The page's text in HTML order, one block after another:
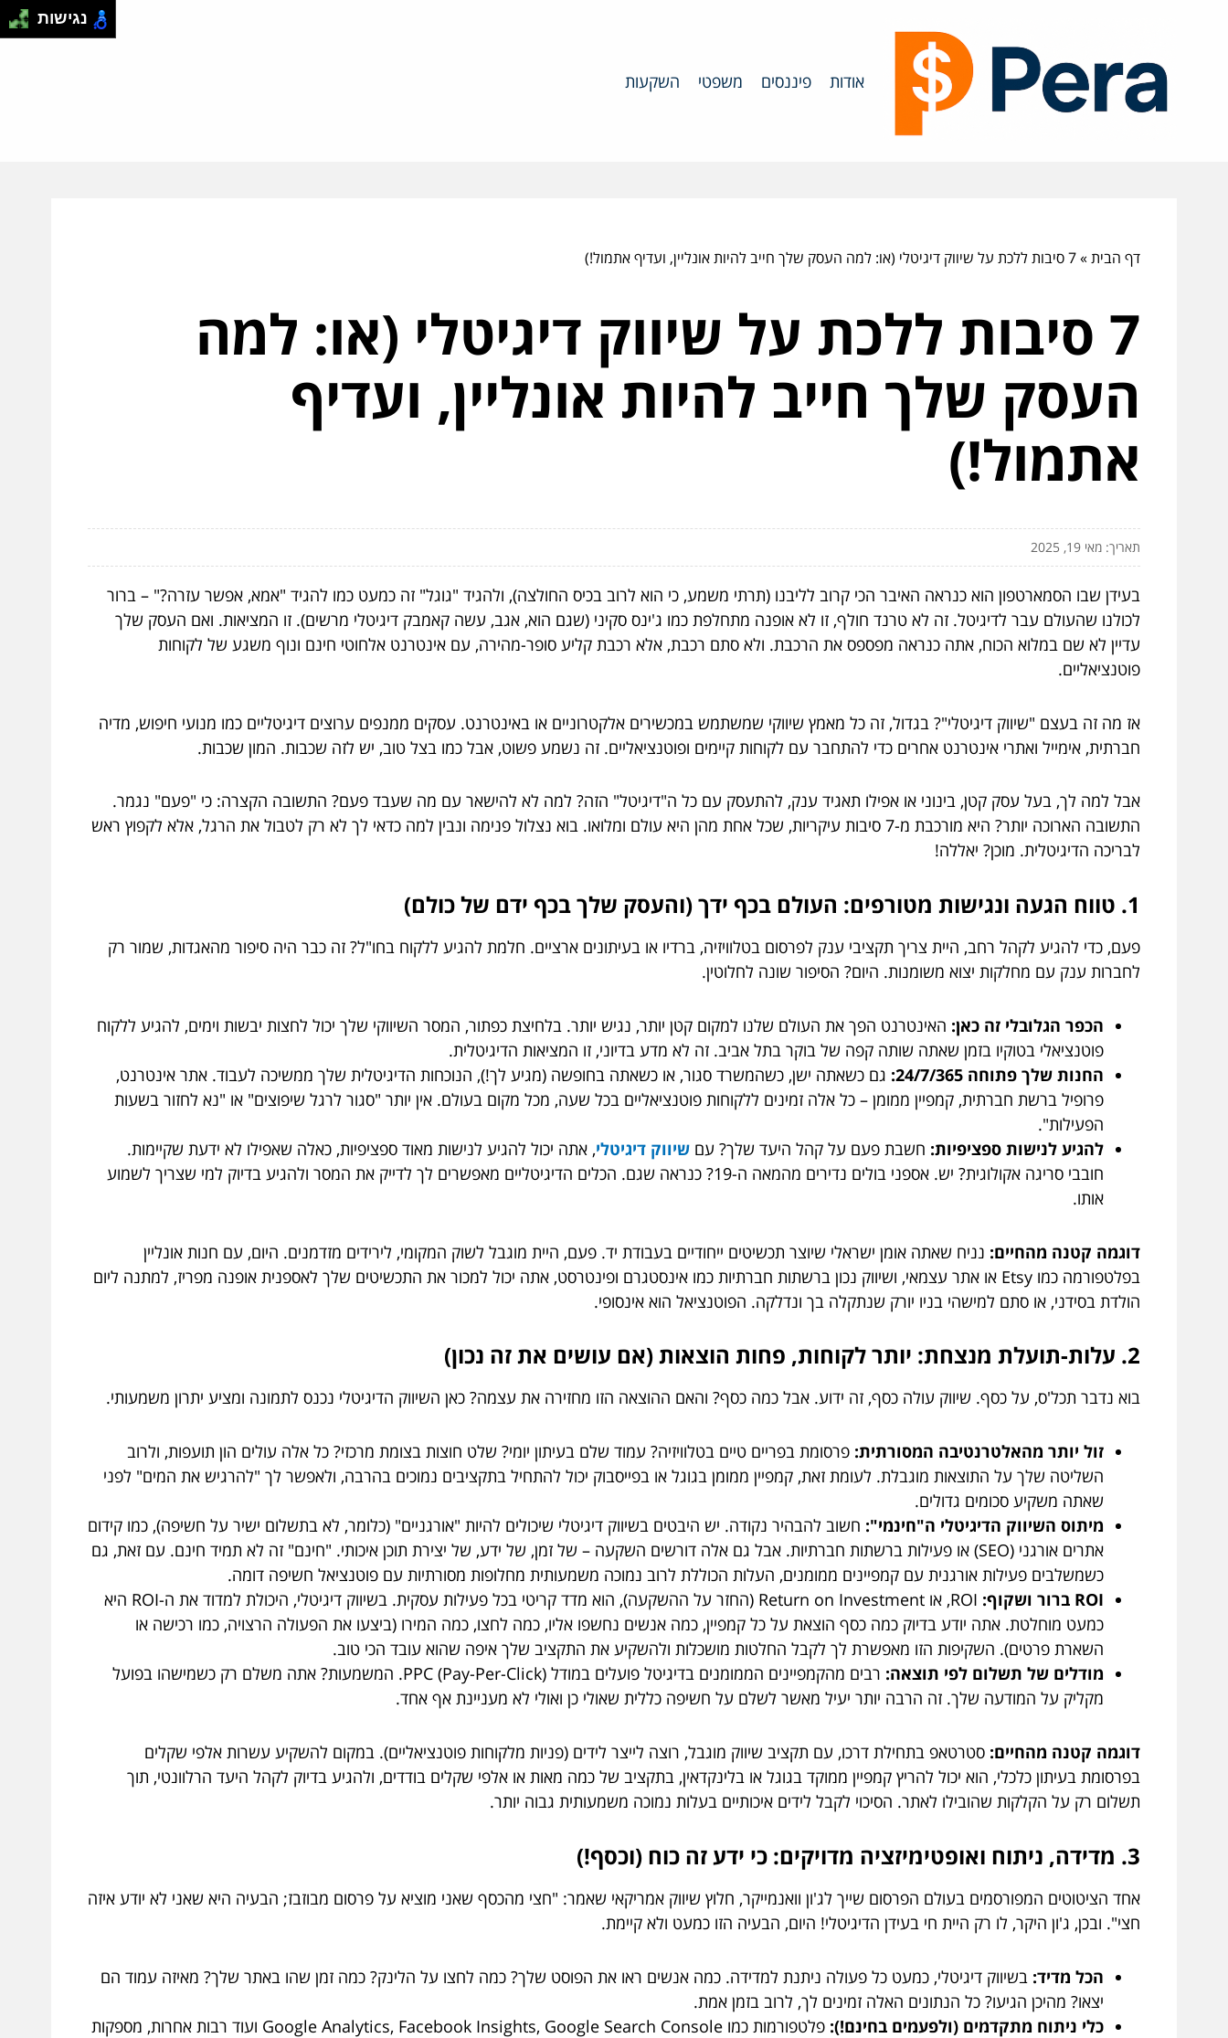
אודות פיננסים משפטי השקעות
דף הבית»7 סיבות ללכת על שיווק דיגיטלי (או: למה העסק שלך חייב להיות אונליין, ועדיף אתמול!)
7 סיבות ללכת על שיווק דיגיטלי (או: למה
העסק שלך חייב להיות אונליין, ועדיף
אתמול!)
תאריך: מאי 19, 2025
בעידן שבו הסמארטפון הוא כנראה האיבר הכי קרוב לליבנו (תרתי משמע, כי הוא לרוב בכיס החולצה), ולהגיד "גוגל" זה כמעט כמו להגיד "אמא, אפשר עזרה?" – ברור
לכולנו שהעולם עבר לדיגיטל. זה לא טרנד חולף, זו לא אופנה מתחלפת כמו ג'ינס סקיני (שגם הוא, אגב, עשה קאמבק דיגיטלי מרשים). זו המציאות. ואם העסק שלך
עדיין לא שם במלוא הכוח, אתה כנראה מפספס את הרכבת. ולא סתם רכבת, אלא רכבת קליע סופר-מהירה, עם אינטרנט אלחוטי חינם ונוף משגע של לקוחות
פוטנציאליים.
אז מה זה בעצם "שיווק דיגיטלי"? בגדול, זה כל מאמץ שיווקי שמשתמש במכשירים אלקטרוניים או באינטרנט. עסקים ממנפים ערוצים דיגיטליים כמו מנועי חיפוש, מדיה
חברתית, אימייל ואתרי אינטרנט אחרים כדי להתחבר עם לקוחות קיימים ופוטנציאליים. זה נשמע פשוט, אבל כמו בצל טוב, יש לזה שכבות. המון שכבות.
אבל למה לך, בעל עסק קטן, בינוני או אפילו תאגיד ענק, להתעסק עם כל ה"דיגיטל" הזה? למה לא להישאר עם מה שעבד פעם? התשובה הקצרה: כי "פעם" נגמר.
התשובה הארוכה יותר? היא מורכבת מ-7 סיבות עיקריות, שכל אחת מהן היא עולם ומלואו. בוא נצלול פנימה ונבין למה כדאי לך לא רק לטבול את הרגל, אלא לקפוץ ראש
לבריכה הדיגיטלית. מוכן? יאללה!
1. טווח הגעה ונגישות מטורפים: העולם בכף ידך (והעסק שלך בכף ידם של כולם)
פעם, כדי להגיע לקהל רחב, היית צריך תקציבי ענק לפרסום בטלוויזיה, ברדיו או בעיתונים ארציים. חלמת להגיע ללקוח בחו"ל? זה כבר היה סיפור מהאגדות, שמור רק
לחברות ענק עם מחלקות יצוא משומנות. היום? הסיפור שונה לחלוטין.
הכפר הגלובלי זה כאן: האינטרנט הפך את העולם שלנו למקום קטן יותר, נגיש יותר. בלחיצת כפתור, המסר השיווקי שלך יכול לחצות יבשות וימים, להגיע ללקוח
פוטנציאלי בטוקיו בזמן שאתה שותה קפה של בוקר בתל אביב. זה לא מדע בדיוני, זו המציאות הדיגיטלית.
החנות שלך פתוחה 24/7/365:
גם כשאתה ישן, כשהמשרד סגור, או כשאתה בחופשה (מגיע לך!), הנוכחות הדיגיטלית שלך ממשיכה לעבוד. אתר אינטרנט,
פרופיל ברשת חברתית, קמפיין ממומן – כל אלה זמינים ללקוחות פוטנציאליים בכל שעה, מכל מקום בעולם. אין יותר "סגור לרגל שיפוצים" או "נא לחזור בשעות
הפעילות".
להגיע לנישות ספציפיות: חשבת פעם על קהל היעד שלך? עם שיווק דיגיטלי, אתה יכול להגיע לנישות מאוד ספציפיות, כאלה שאפילו לא ידעת שקיימות.
חובבי סריגה אקולוגית? יש. אספני בולים נדירים מהמאה ה-19? כנראה שגם. הכלים הדיגיטליים מאפשרים לך לדייק את המסר ולהגיע בדיוק למי שצריך לשמוע
אותו.
דוגמה קטנה מהחיים: נניח שאתה אומן ישראלי שיוצר תכשיטים ייחודיים בעבודת יד. פעם, היית מוגבל לשוק המקומי, לירידים מזדמנים. היום, עם חנות אונליין
בפלטפורמה כמו Etsy או אתר עצמאי, ושיווק נכון ברשתות חברתיות כמו אינסטגרם ופינטרסט, אתה יכול למכור את התכשיטים שלך לאספנית אופנה מפריז, למתנה ליום
הולדת בסידני, או סתם למישהי בניו יורק שנתקלה בך ונדלקה. הפוטנציאל הוא אינסופי.
2. עלות-תועלת מנצחת: יותר לקוחות, פחות הוצאות (אם עושים את זה נכון)
בוא נדבר תכל'ס, על כסף. שיווק עולה כסף, זה ידוע. אבל כמה כסף? והאם ההוצאה הזו מחזירה את עצמה? כאן השיווק הדיגיטלי נכנס לתמונה ומציע יתרון משמעותי.
זול יותר מהאלטרנטיבה המסורתית: פרסומת בפריים טיים בטלוויזיה? עמוד שלם בעיתון יומי? שלט חוצות בצומת מרכזי? כל אלה עולים הון תועפות, ולרוב
השליטה שלך על התוצאות מוגבלת. לעומת זאת, קמפיין ממומן בגוגל או בפייסבוק יכול להתחיל בתקציבים נמוכים בהרבה, ולאפשר לך "להרגיש את המים" לפני
שאתה משקיע סכומים גדולים.
מיתוס השיווק הדיגיטלי ה"חינמי": חשוב להבהיר נקודה. יש היבטים בשיווק דיגיטלי שיכולים להיות "אורגניים" (כלומר, לא בתשלום ישיר על חשיפה), כמו קידום
אתרים אורגני (SEO) או פעילות ברשתות חברתיות. אבל גם אלה דורשים השקעה – של זמן, של ידע, של יצירת תוכן איכותי. "חינם" זה לא תמיד חינם. עם זאת, גם
כשמשלבים פעילות אורגנית עם קמפיינים ממומנים, העלות הכוללת לרוב נמוכה משמעותית מחלופות מסורתיות עם פוטנציאל חשיפה דומה.
ROI ברור ושקוף:
ROI, או Return on Investment (החזר על ההשקעה), הוא מדד קריטי בכל פעילות עסקית. בשיווק דיגיטלי, היכולת למדוד את ה-ROI היא
כמעט מוחלטת. אתה יודע בדיוק כמה כסף הוצאת על כל קמפיין, כמה אנשים נחשפו אליו, כמה לחצו, כמה המירו (ביצעו את הפעולה הרצויה, כמו רכישה או
השארת פרטים). השקיפות הזו מאפשרת לך לקבל החלטות מושכלות ולהשקיע את התקציב שלך איפה שהוא עובד הכי טוב.
מודלים של תשלום לפי תוצאה:
רבים מהקמפיינים הממומנים בדיגיטל פועלים במודל PPC (Pay-Per-Click). המשמעות? אתה משלם רק כשמישהו בפועל
מקליק על המודעה שלך. זה הרבה יותר יעיל מאשר לשלם על חשיפה כללית שאולי כן ואולי לא מעניינת אף אחד.
דוגמה קטנה מהחיים: סטרטאפ בתחילת דרכו, עם תקציב שיווק מוגבל, רוצה לייצר לידים (פניות מלקוחות פוטנציאליים). במקום להשקיע עשרות אלפי שקלים
בפרסומת בעיתון כלכלי, הוא יכול להריץ קמפיין ממוקד בגוגל או בלינקדאין, בתקציב של כמה מאות או אלפי שקלים בודדים, ולהגיע בדיוק לקהל היעד הרלוונטי, תוך
תשלום רק על הקלקות שהובילו לאתר. הסיכוי לקבל לידים איכותיים בעלות נמוכה משמעותית גבוה יותר.
3. מדידה, ניתוח ואופטימיזציה מדויקים: כי ידע זה כוח (וכסף!)
אחד הציטוטים המפורסמים בעולם הפרסום שייך לג'ון וואנמייקר, חלוץ שיווק אמריקאי שאמר: "חצי מהכסף שאני מוציא על פרסום מבוזבז; הבעיה היא שאני לא יודע איזה
חצי". ובכן, ג'ון היקר, לו רק היית חי בעידן הדיגיטלי! היום, הבעיה הזו כמעט ולא קיימת.
הכל מדיד: בשיווק דיגיטלי, כמעט כל פעולה ניתנת למדידה. כמה אנשים ראו את הפוסט שלך? כמה לחצו על הלינק? כמה זמן שהו באתר שלך? מאיזה עמוד הם
יצאו? מהיכן הגיעו? כל הנתונים האלה זמינים לך, לרוב בזמן אמת.
כלי ניתוח מתקדמים (ולפעמים בחינם!):
פלטפורמות כמו Google Analytics, Facebook Insights, Google Search Console ועוד רבות אחרות, מספקות
נגישות